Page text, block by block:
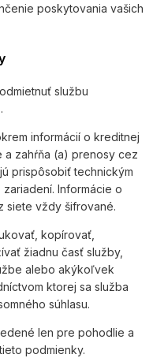
poskytovania vašich
službu
informácií o kreditnej
a zahŕňa (a) prenosy cez
prispôsobiť technickým
Informácie o
siete vždy šifrované.
kopírovať,
žiadnu časť služby,
alebo akýkoľvek
ktorej sa služba
súhlasu.
len pre pohodlie a
podmienky.